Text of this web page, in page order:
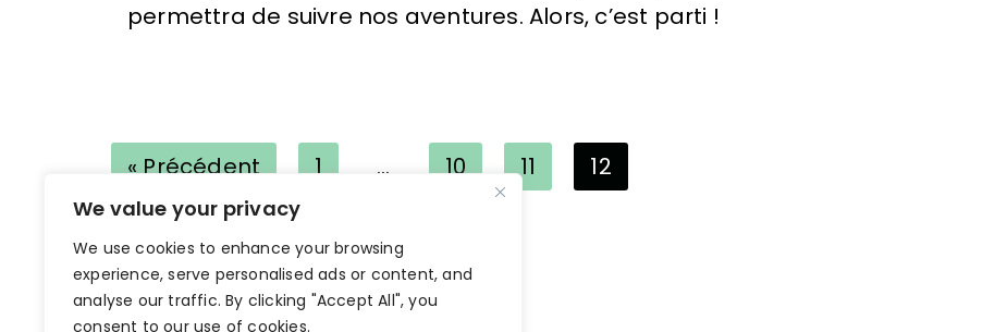
We value your privacy
We use cookies to enhance your browsing
experience, serve personalised ads or content, and
analyse our traffic. By clicking "Accept All", you
consent to our use of cookies.
permettra de suivre nos aventures. Alors, c’est parti !
« Précédent 1 … 10 11 12